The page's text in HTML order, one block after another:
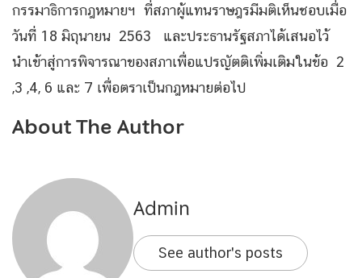
กรรมาธิการกฎหมายฯ ที่สภาผู้แทนราษฎรมีมติเห็นชอบเมื่อ
วันที่ 18 มิถุนายน 2563 และประธานรัฐสภาได้เสนอไว้
นำเข้าสู่การพิจารณาของสภาเพื่อแปรญัตติเพิ่มเติมในข้อ 2
,3 ,4, 6 และ 7 เพื่อตราเป็นกฎหมายต่อไป
About The Author
Admin
See author's posts